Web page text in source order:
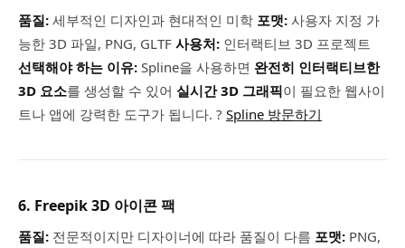
품질: 세부적인 디자인과 현대적인 미학 포맷: 사용자 지정 가
능한 3D 파일, PNG, GLTF 사용처: 인터랙티브 3D 프로젝트
선택해야 하는 이유: Spline을 사용하면 완전히 인터랙티브한
3D 요소를 생성할 수 있어 실시간 3D 그래픽이 필요한 웹사이
트나 앱에 강력한 도구가 됩니다. ? Spline 방문하기
6. Freepik 3D 아이콘 팩
품질: 전문적이지만 디자이너에 따라 품질이 다름 포맷: PNG,